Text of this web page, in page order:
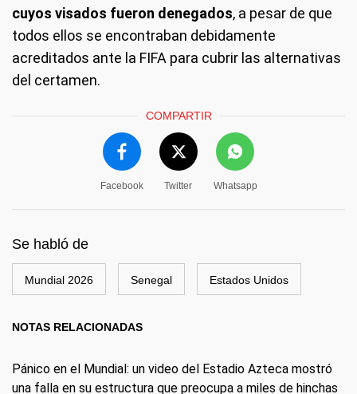
cuyos visados fueron denegados, a pesar de que
todos ellos se encontraban debidamente
acreditados ante la FIFA para cubrir las alternativas
del certamen.
COMPARTIR
Facebook Twitter Whatsapp
Se habló de
Mundial 2026 Senegal Estados Unidos
NOTAS RELACIONADAS
Pánico en el Mundial: un video del Estadio Azteca mostró
una falla en su estructura que preocupa a miles de hinchas